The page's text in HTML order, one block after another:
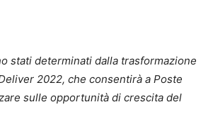
stati determinati dalla trasformazione
2022, che consentirà a Poste
sulle opportunità di crescita del